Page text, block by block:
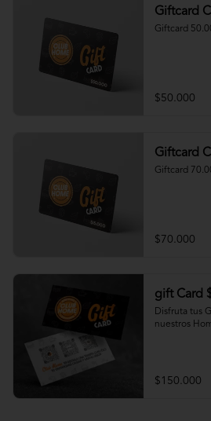
Giftcard
Giftcard
$50.000
Giftcard
Giftcard
$70.000
gift Card
Disfruta tus
nuestros
$150.000